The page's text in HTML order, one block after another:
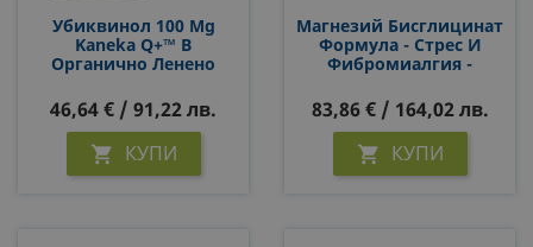
Убиквинол 100 Mg
Kaneka Q+™ В
Органично Ленено
Ubiquinol Active
Coenzyme Q10, 30
Софтгел Капсули
46,64 € / 91,22 лв.
 КУПИ
Магнезий Бисглицинат
Формула - Стрес И
Фибромиалгия -
MagSense®, 400 G, Прах
83,86 € / 164,02 лв.
 КУПИ